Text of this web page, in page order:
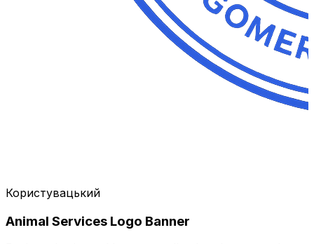
Користувацький
Animal Services Logo Banner